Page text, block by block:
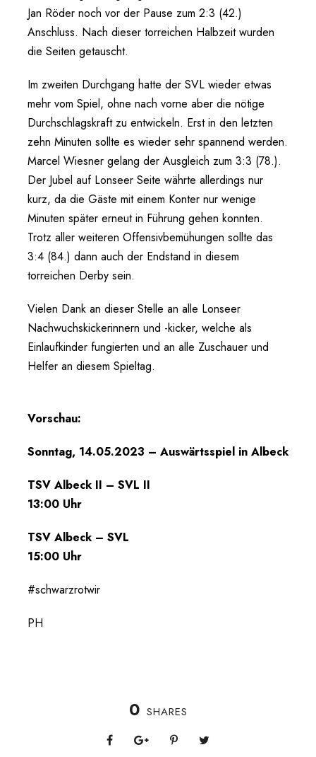
Jan Röder noch vor der Pause zum 2:3 (42.)
Anschluss. Nach dieser torreichen Halbzeit wurden
die Seiten getauscht.
Im zweiten Durchgang hatte der SVL wieder etwas
mehr vom Spiel, ohne nach vorne aber die nötige
Durchschlagskraft zu entwickeln. Erst in den letzten
zehn Minuten sollte es wieder sehr spannend werden.
Marcel Wiesner gelang der Ausgleich zum 3:3 (78.).
Der Jubel auf Lonseer Seite währte allerdings nur
kurz, da die Gäste mit einem Konter nur wenige
Minuten später erneut in Führung gehen konnten.
Trotz aller weiteren Offensivbemühungen sollte das
3:4 (84.) dann auch der Endstand in diesem
torreichen Derby sein.
Vielen Dank an dieser Stelle an alle Lonseer
Nachwuchskickerinnern und -kicker, welche als
Einlaufkinder fungierten und an alle Zuschauer und
Helfer an diesem Spieltag.
Vorschau:
Sonntag, 14.05.2023 – Auswärtsspiel in Albeck
TSV Albeck II – SVL II
13:00 Uhr
TSV Albeck – SVL
15:00 Uhr
#schwarzrotwir
PH
0 SHARES